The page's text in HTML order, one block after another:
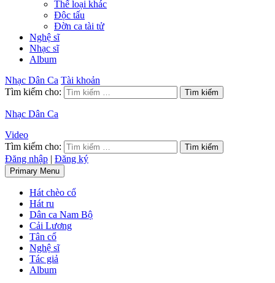
Thể loại khác
Độc tấu
Đờn ca tài tử
Nghệ sĩ
Nhạc sĩ
Album
Nhạc Dân Ca Tài khoản
Tìm kiếm cho:
Nhạc Dân Ca
Video
Tìm kiếm cho:
Đăng nhập | Đăng ký
Primary Menu
Hát chèo cổ
Hát ru
Dân ca Nam Bộ
Cải Lương
Tân cổ
Nghệ sĩ
Tác giả
Album